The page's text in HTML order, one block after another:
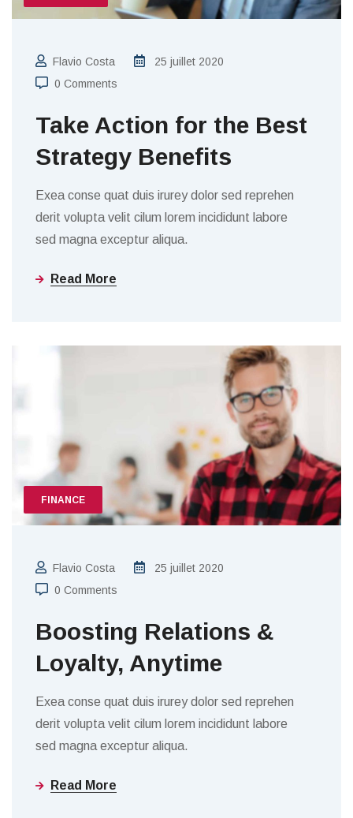
Flavio Costa
25 juillet 2020
0 Comments
Take Action for the Best
Strategy Benefits
Exea conse quat duis irurey dolor sed reprehen
derit volupta velit cilum lorem incididunt labore
sed magna exceptur aliqua.
Read More
FINANCE
Flavio Costa
25 juillet 2020
0 Comments
Boosting Relations &
Loyalty, Anytime
Exea conse quat duis irurey dolor sed reprehen
derit volupta velit cilum lorem incididunt labore
sed magna exceptur aliqua.
Read More